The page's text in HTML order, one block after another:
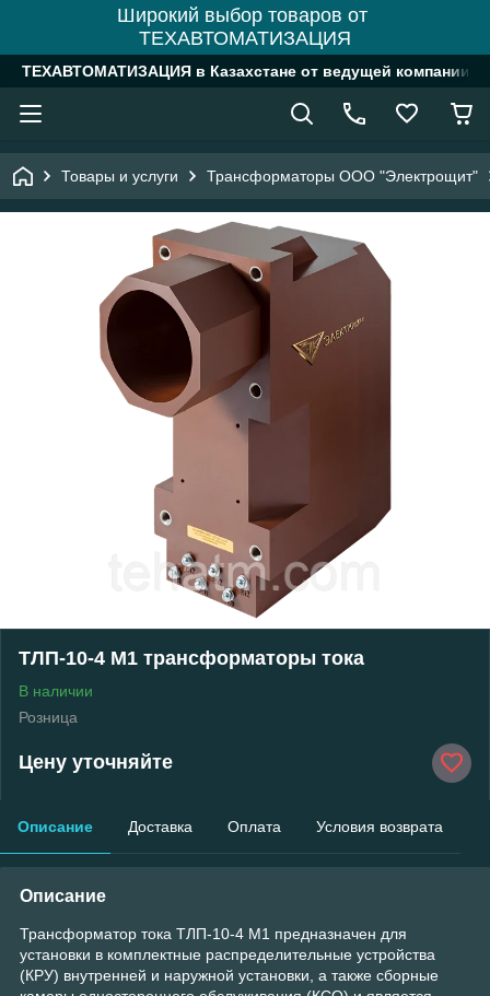
Широкий выбор товаров от
ТЕХАВТОМАТИЗАЦИЯ
ТЕХАВТОМАТИЗАЦИЯ в Казахстане от ведущей компании
Товары и услуги Трансформаторы ООО "Электрощит"
ТЛП-10-4 М1 трансформаторы тока
В наличии
Розница
Цену уточняйте
Описание Доставка Оплата Условия возврата
Описание
Трансформатор тока ТЛП-10-4 М1 предназначен для
установки в комплектные распределительные устройства
(КРУ) внутренней и наружной установки, а также сборные